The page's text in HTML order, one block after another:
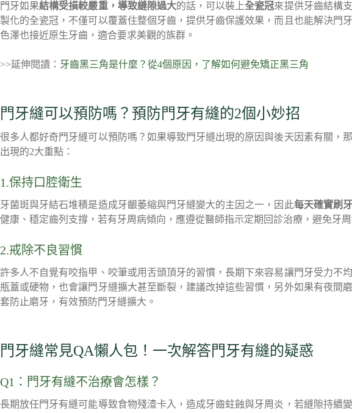
門牙如果結構受損較嚴重，導致縫隙過大的話，可以裝上全瓷冠來提供牙齒結構
製化的全瓷冠，不僅可以覆蓋住整個牙齒，提供牙齒保護效果，而且也能解決門
色澤也接近原生牙齒，適合要求美觀的族群。
>>延伸閱讀： 牙齒黑三角是什麼？從4個原因，了解如何避免矯正黑三角
門牙縫可以預防嗎？預防門牙有縫的2個小妙招
很多人都好奇門牙縫可以預防嗎？如果導致門牙縫出現的原因與後天因素有關，
出現的2大重點：
1.保持口腔衛生
牙菌斑與牙結石堆積是造成牙齦萎縮與門牙縫變大的主因之一，因此每天確實刷
健康、穩定齒列支撐，若有牙周病傾向，應遵從醫師指示定期回診治療，避免牙
2.戒除不良習慣
許多人不自覺有咬指甲、咬筆或用舌頭頂牙的習慣，長期下來容易讓門牙受力不
瓶蓋或硬物，也會讓門牙縫擴大甚至斷裂，建議改掉這些習慣，另外如果有夜間
套防止磨牙，有效預防門牙縫擴大。
門牙縫常見QA懶人包！一次解答門牙有縫的疑惑
Q1：門牙有縫不治療會怎樣？
長期放任門牙有縫可能導致食物殘渣卡入，造成牙齒蛀蝕與牙周炎，若縫隙持續